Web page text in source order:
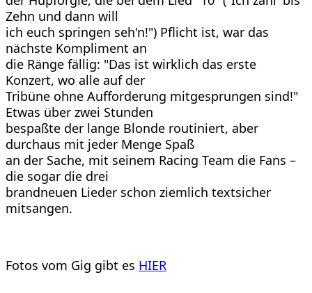
Zehn und dann will
ich euch springen seh'n!") Pflicht ist, war das
nächste Kompliment an
die Ränge fällig: "Das ist wirklich das erste
Konzert, wo alle auf der
Tribüne ohne Aufforderung mitgesprungen sind!"
Etwas über zwei Stunden
bespaßte der lange Blonde routiniert, aber
durchaus mit jeder Menge Spaß
an der Sache, mit seinem Racing Team die Fans –
die sogar die drei
brandneuen Lieder schon ziemlich textsicher
mitsangen.
Fotos vom Gig gibt es HIER